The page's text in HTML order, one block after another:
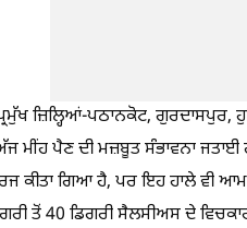
ਜ਼ਿਲ੍ਹਿਆਂ-ਪਠਾਨਕੋਟ, ਗੁਰਦਾਸਪੁਰ,
ਮੀਂਹ ਪੈਣ ਦੀ ਮਜ਼ਬੂਤ ਸੰਭਾਵਨਾ ਜਤਾਈ
ਦਰਜ ਕੀਤਾ ਗਿਆ ਹੈ, ਪਰ ਇਹ ਹਾਲੇ
ਤੋਂ 40 ਡਿਗਰੀ ਸੈਲਸੀਅਸ ਦੇ